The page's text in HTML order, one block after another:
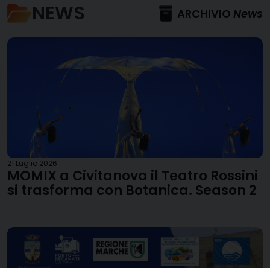
NEWS ARCHIVIO News
21 Luglio 2026
MOMIX a Civitanova il Teatro Rossini
si trasforma con Botanica. Season 2